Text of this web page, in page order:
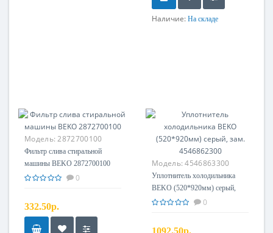
Наличие: На складе
Модель:2872700100
Фильтр слива стиральной
машины BEKO 2872700100
0
332.50р.
Модель:4546863300
Уплотнитель холодильника
BEKO (520*920мм) серый,
зам. 45468623000
1092.50р.